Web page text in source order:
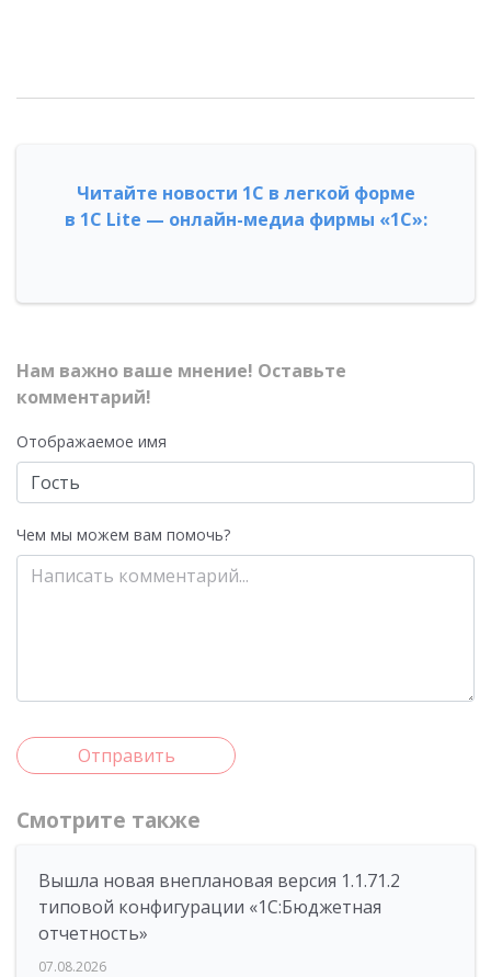
Читайте новости 1С в легкой форме
в 1С Lite — онлайн-медиа фирмы «1С»:
Нам важно ваше мнение! Оставьте
комментарий!
Отображаемое имя
Чем мы можем вам помочь?
Отправить
Смотрите также
Вышла новая внеплановая версия 1.1.71.2
типовой конфигурации «1C:Бюджетная
отчетность»
07.08.2026